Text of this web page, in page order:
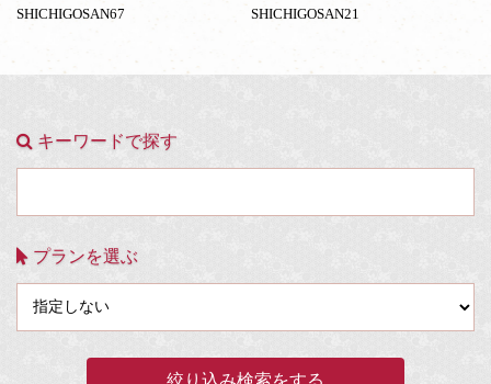
SHICHIGOSAN67 SHICHIGOSAN21
キーワードで探す
プランを選ぶ